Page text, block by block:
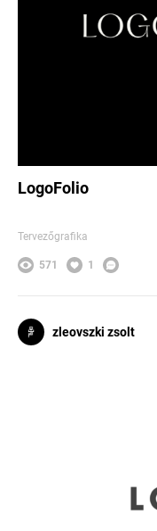
LogoFolio
Tervezőgrafika
571 1
zleovszki zsolt